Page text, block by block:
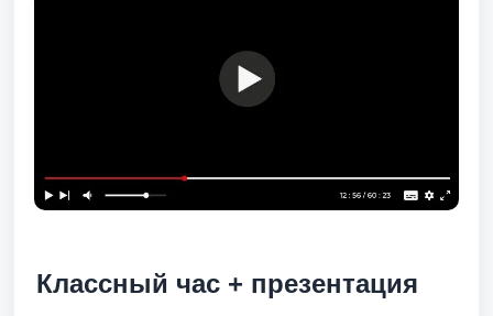
Классный час + презентация